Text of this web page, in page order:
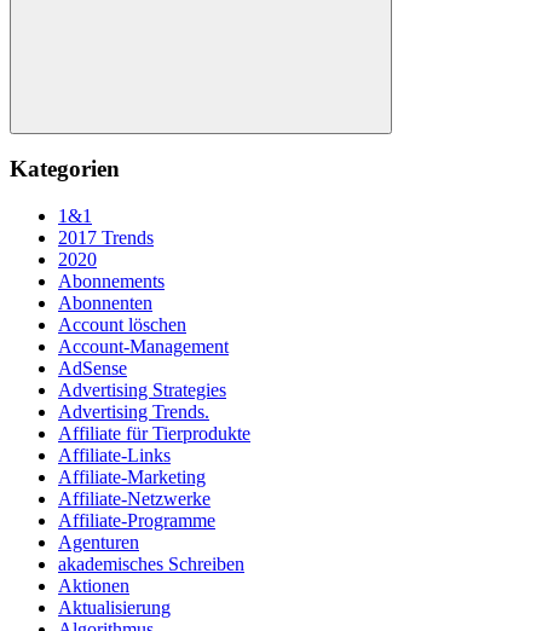
Suchen
Kategorien
1&1
2017 Trends
2020
Abonnements
Abonnenten
Account löschen
Account-Management
AdSense
Advertising Strategies
Advertising Trends.
Affiliate für Tierprodukte
Affiliate-Links
Affiliate-Marketing
Affiliate-Netzwerke
Affiliate-Programme
Agenturen
akademisches Schreiben
Aktionen
Aktualisierung